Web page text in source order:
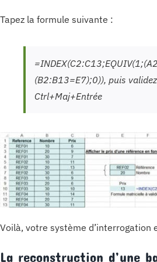
Tapez la formule suivante :
(B2:B13=E7);0)), puis
Ctrl+Maj+Entrée
Voilà, votre système d’interrogation
La reconstruction d’une